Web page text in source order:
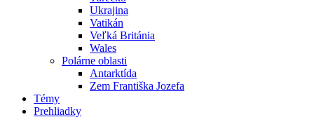
Ukrajina
Vatikán
Veľká Británia
Wales
Polárne oblasti
Antarktída
Zem Františka Jozefa
Témy
Prehliadky